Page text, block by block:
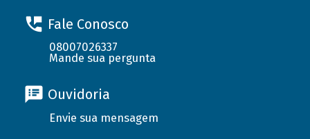
Fale Conosco
08007026337
Mande sua pergunta
Ouvidoria
Envie sua mensagem